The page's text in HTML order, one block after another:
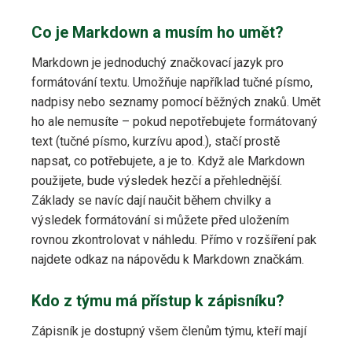
Co je Markdown a musím ho umět?
Markdown je jednoduchý značkovací jazyk pro
formátování textu. Umožňuje například tučné písmo,
nadpisy nebo seznamy pomocí běžných znaků. Umět
ho ale nemusíte – pokud nepotřebujete formátovaný
text (tučné písmo, kurzívu apod.), stačí prostě
napsat, co potřebujete, a je to. Když ale Markdown
použijete, bude výsledek hezčí a přehlednější.
Základy se navíc dají naučit během chvilky a
výsledek formátování si můžete před uložením
rovnou zkontrolovat v náhledu. Přímo v rozšíření pak
najdete odkaz na nápovědu k Markdown značkám.
Kdo z týmu má přístup k zápisníku?
Zápisník je dostupný všem členům týmu, kteří mají